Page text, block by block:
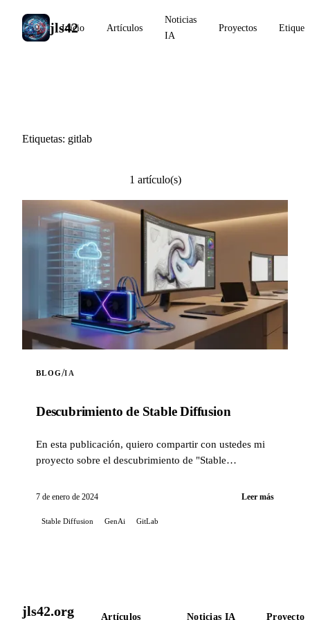
jls42
Inicio Artículos
Noticias
IA
Proyectos
Etiquetas: gitlab
1 artículo(s)
BLOG/IA
Descubrimiento de Stable Diffusion
En esta publicación, quiero compartir con ustedes mi
proyecto sobre el descubrimiento de "Stable
7 de enero de 2024 Leer más
Stable Diffusion GenAi GitLab
jls42.org Artículos Noticias IA Proyectos